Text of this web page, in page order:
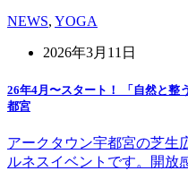
NEWS, YOGA
2026年3月11日
26年4月〜スタート！ 「自然と整
都宮
アークタウン宇都宮の芝生
ルネスイベントです。開放